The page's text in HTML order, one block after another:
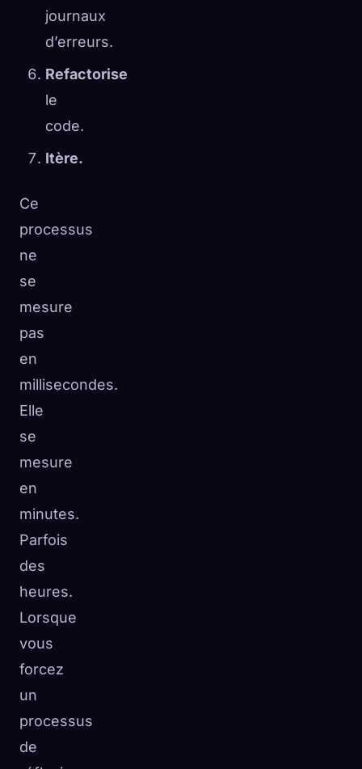
journaux
d’erreurs.
Refactorise
le
code.
Itère.
Ce
processus
ne
se
mesure
pas
en
millisecondes.
Elle
se
mesure
en
minutes.
Parfois
des
heures.
Lorsque
vous
forcez
un
processus
de